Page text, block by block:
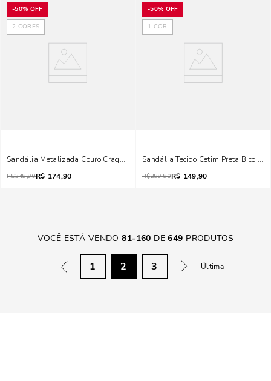
-50% OFF
2 CORES
Sandália Metalizada Couro Craquele Salto Reto Colorida
R$349,90R$ 174,90
-50% OFF
1 COR
Sandália Tecido Cetim Preta Bico
R$299,90R$ 149,90
VOCÊ ESTÁ VENDO 81-160 DE649 PRODUTOS
1 2 3 Última